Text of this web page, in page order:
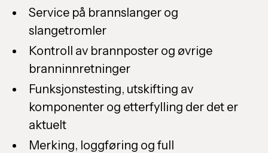
Service på brannslanger og
slangetromler
Kontroll av brannposter og øvrige
branninnretninger
Funksjonstesting, utskifting av
komponenter og etterfylling der det er
aktuelt
Merking, loggføring og full